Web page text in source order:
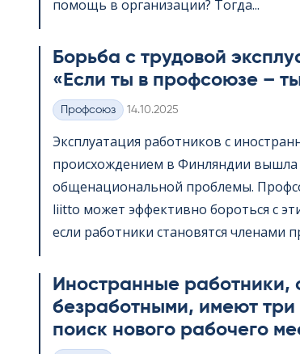
помощь в организации? Тогда...
Борьба с трудовой
«Если ты в профсоюзе –
Категории
Профсоюз Kirjoitettu
14.10.2025
Эксплуатация работников с
происхождением в Финляндии вышла
общенациональной проблемы.
liitto может эффективно бороться с
если работники становятся членами
Иностранные работники,
безработными, имеют три
поиск нового рабочего